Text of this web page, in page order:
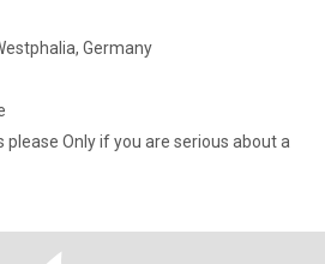
Germany
please Only if you are serious about a